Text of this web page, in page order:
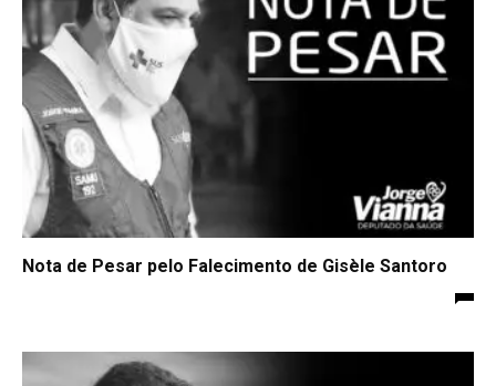
Nota de Pesar pelo Falecimento de Gisèle Santoro